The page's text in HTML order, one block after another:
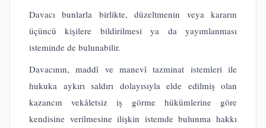
Davacı bunlarla birlikte, düzeltmenin veya kararın
üçüncü kişilere bildirilmesi ya da yayımlanması
isteminde de bulunabilir.
Davacının, maddî ve manevî tazminat istemleri ile
hukuka aykırı saldırı dolayısıyla elde edilmiş olan
kazancın vekâletsiz iş görme hükümlerine göre
kendisine verilmesine ilişkin istemde bulunma hakkı